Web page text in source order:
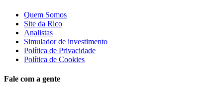
Quem Somos
Site da Rico
Analistas
Simulador de investimento
Política de Privacidade
Política de Cookies
Fale com a gente